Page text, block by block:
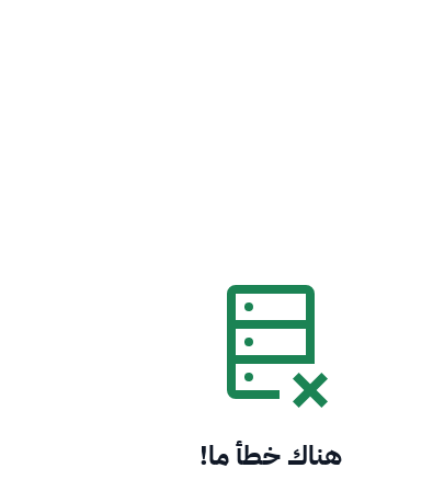
هناك خطأ ما!